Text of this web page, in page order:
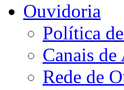
Ouvidoria
Política
Canais de
Rede de